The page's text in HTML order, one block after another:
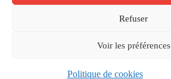
Refuser
Voir les préférences
Politique de cookies